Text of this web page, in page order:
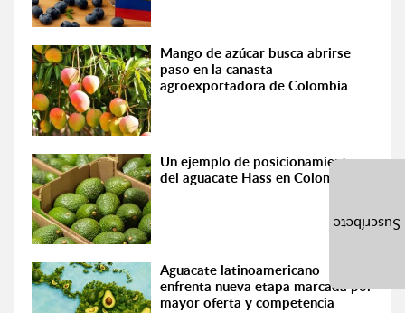
Mango de azúcar busca abrirse
paso en la canasta
agroexportadora de Colombia
Un ejemplo de posicionamiento
del aguacate Hass en Colombia
Aguacate latinoamericano
enfrenta nueva etapa marcada por
mayor oferta y competencia
Suscríbete